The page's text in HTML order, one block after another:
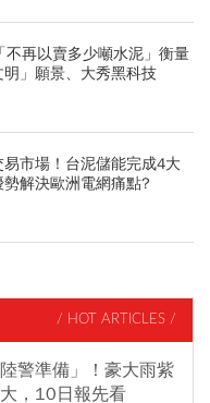
不再以賣多少噸水泥」衡量
」願景、大秀黑科技
市場！台泥儲能完成4大
解決歐洲電網痛點?
/ HOT ARTICLES /
警準備」！豪大雨紫
，10日報先看